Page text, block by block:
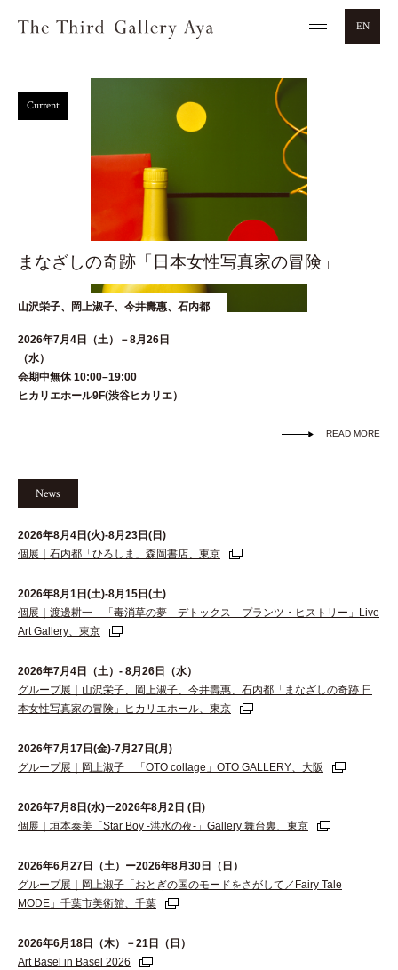
EN
まなざしの奇跡「日本女性写真家の冒険」
山沢栄子、岡上淑子、今井壽惠、石内都
Current
2026年7月4日（土）－8月26日
（水
会期中無休 10:00–19:00
ヒカリエホール9F(渋谷ヒカリエ）
READ MORE
News
2026年8月4日(火)-8月23日(日)
個展｜石内都「ひろしま」森岡書店、東京
2026年8月1日(土)-8月15日(土)
個展｜渡邊耕一 「毒消草の夢 デトックス プランツ・ヒストリー」Live
Art Gallery、東京
2026年7月4日（土）- 8月26日（水）
グループ展｜山沢栄子、岡上淑子、今井壽惠、石内都「まなざしの奇跡 日
本女性写真家の冒険」ヒカリエホール、東京
2026年7月17日(金)-7月27日(月)
グループ展｜岡上淑子 「OTO collage」OTO GALLERY、大阪
2026年7月8日(水)ー2026年8月2日 (日)
個展｜垣本泰美「Star Boy -洪水の夜-」Gallery 舞台裏、東京
2026年6⽉27⽇（⼟）ー2026年8⽉30⽇（⽇）
グループ展｜岡上淑子「おとぎの国のモードをさがして／Fairy Tale
MODE」千葉市美術館、千葉
2026年6月18日（木）－21日（日）
Art Basel in Basel 2026